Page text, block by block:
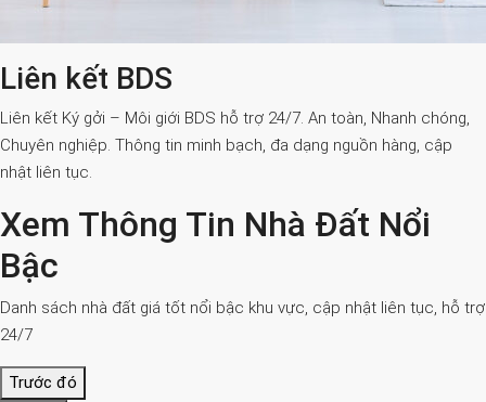
Liên kết BDS
Liên kết Ký gởi – Môi giới BDS hỗ trợ 24/7. An toàn, Nhanh chóng,
Chuyên nghiệp. Thông tin minh bạch, đa dạng nguồn hàng, cập
nhật liên tục.
Xem Thông Tin Nhà Đất Nổi
Bậc
Danh sách nhà đất giá tốt nổi bậc khu vực, cập nhật liên tục, hỗ trợ
24/7
Trước đó